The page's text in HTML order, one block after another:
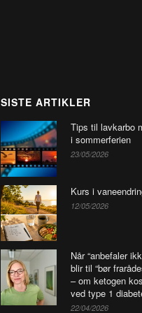
SISTE ARTIKLER
Tips til lavkarbo
i sommerferien
23/05/2026
Kurs i
12/05/2026
Når “anbefaler
blir til “bør
– om ketogen
ved type 1
22/04/2026